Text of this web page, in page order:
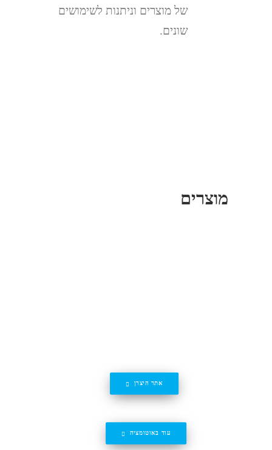
של מוצרים וניתנות לשימושים
שונים.
מוצרים
אתר היצרן
עוד באוטומציה